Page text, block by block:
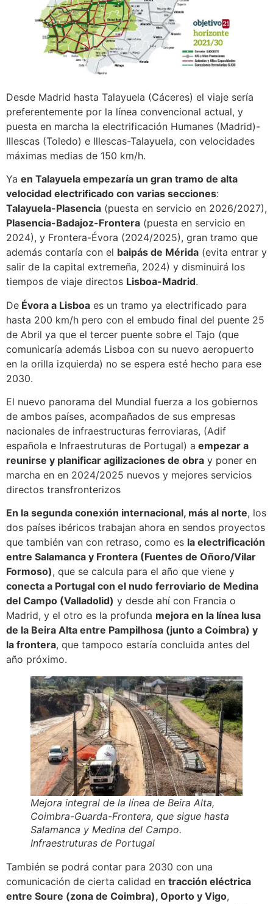
Desde Madrid hasta Talayuela (Cáceres) el viaje sería
preferentemente por la línea convencional actual, y
puesta en marcha la electrificación Humanes (Madrid)-
Illescas (Toledo) e Illescas-Talayuela, con velocidades
máximas medias de 150 km/h.
Ya en Talayuela empezaría un gran tramo de alta
velocidad electrificado con varias secciones:
Talayuela-Plasencia (puesta en servicio en 2026/2027),
Plasencia-Badajoz-Frontera (puesta en servicio en
2024), y Frontera-Évora (2024/2025), gran tramo que
además contaría con el baipás de Mérida (evita entrar y
salir de la capital extremeña, 2024) y disminuirá los
tiempos de viaje directos Lisboa-Madrid.
De Évora a Lisboa es un tramo ya electrificado para
hasta 200 km/h pero con el embudo final del puente 25
de Abril ya que el tercer puente sobre el Tajo (que
comunicaría además Lisboa con su nuevo aeropuerto
en la orilla izquierda) no se espera esté hecho para ese
2030.
El nuevo panorama del Mundial fuerza a los gobiernos
de ambos países, acompañados de sus empresas
nacionales de infraestructuras ferroviaras, (Adif
española e Infraestruturas de Portugal) a empezar a
reunirse y planificar agilizaciones de obra y poner en
marcha en en 2024/2025 nuevos y mejores servicios
directos transfronterizos
En la segunda conexión internacional, más al norte, los
dos países ibéricos trabajan ahora en sendos proyectos
que también van con retraso, como es la electrificación
entre Salamanca y Frontera (Fuentes de Oñoro/Vilar
Formoso), que se calcula para el año que viene y
conecta a Portugal con el nudo ferroviario de Medina
del Campo (Valladolid) y desde ahí con Francia o
Madrid, y el otro es la profunda mejora en la línea lusa
de la Beira Alta entre Pampilhosa (junto a Coimbra) y
la frontera, que tampoco estaría concluida antes del
año próximo.
Mejora integral de la línea de Beira Alta,
Coimbra-Guarda-Frontera, que sigue hasta
Salamanca y Medina del Campo.
Infraestruturas de Portugal
También se podrá contar para 2030 con una
comunicación de cierta calidad en tracción eléctrica
entre Soure (zona de Coimbra), Oporto y Vigo,